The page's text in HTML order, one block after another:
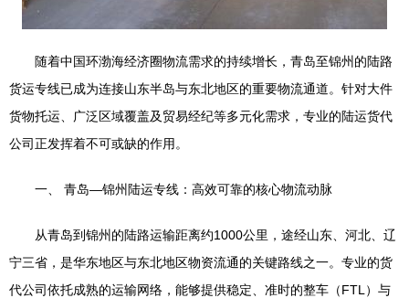
随着中国环渤海经济圈物流需求的持续增长，青岛至锦州的陆路
货运专线已成为连接山东半岛与东北地区的重要物流通道。针对大件
货物托运、广泛区域覆盖及贸易经纪等多元化需求，专业的陆运货代
公司正发挥着不可或缺的作用。
一、 青岛—锦州陆运专线：高效可靠的核心物流动脉
从青岛到锦州的陆路运输距离约1000公里，途经山东、河北、辽
宁三省，是华东地区与东北地区物资流通的关键路线之一。专业的货
代公司依托成熟的运输网络，能够提供稳定、准时的整车（FTL）与